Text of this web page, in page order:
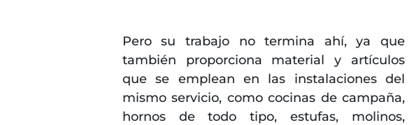
Pero su trabajo no termina ahí, ya que
también proporciona material y artículos
que se emplean en las instalaciones del
mismo servicio, como cocinas de campaña,
hornos de todo tipo, estufas, molinos,